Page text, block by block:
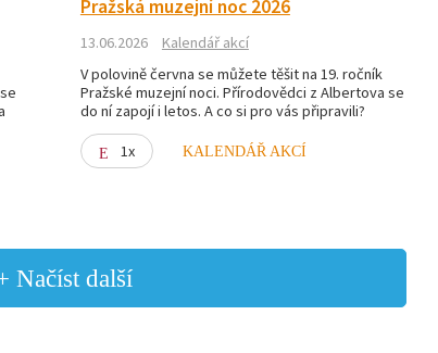
Pražská muzejní noc 2026
13.06.2026
Kalendář akcí
V polovině června se můžete těšit na 19. ročník
Pražské muzejní noci. Přírodovědci z Albertova se
do ní zapojí i letos. A co si pro vás připravili?
1x KALENDÁŘ AKCÍ
Načíst další